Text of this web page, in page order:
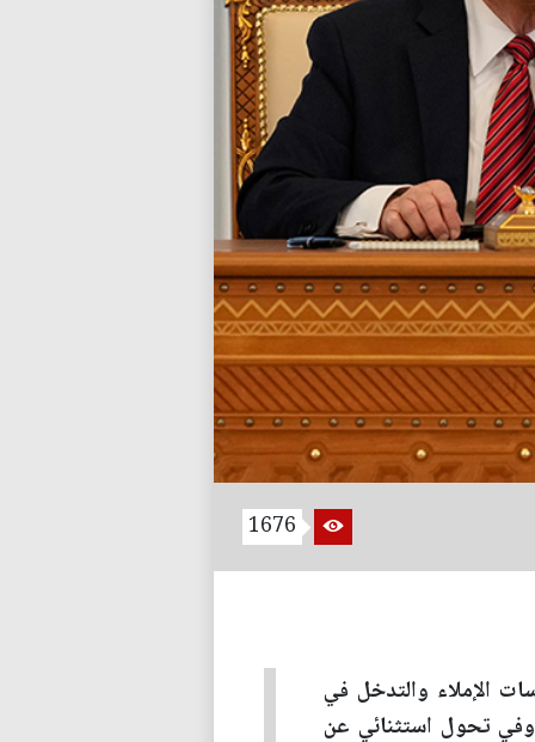
1676
الإملاء والتدخل في
وفي تحول استثنائي عن